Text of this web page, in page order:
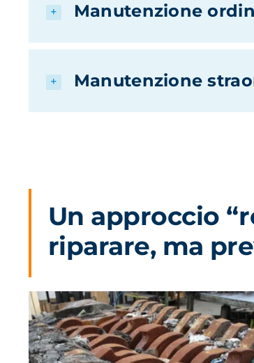
Manutenzione
Manutenzione
Un approccio
riparare, ma